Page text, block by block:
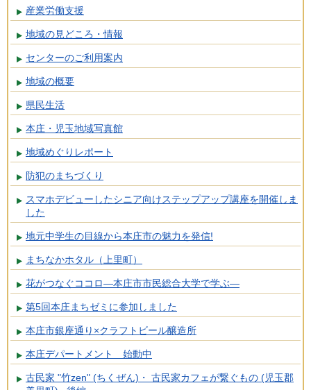
産業労働支援
地域の見どころ・情報
センターのご利用案内
地域の概要
県民生活
本庄・児玉地域写真館
地域めぐりレポート
防犯のまちづくり
スマホデビューしたシニア向けステップアップ講座を開催しま
した
地元中学生の目線から本庄市の魅力を発信!
まちなかホタル（上里町）
花がつなぐココロ―本庄市市民総合大学で学ぶ―
第5回本庄まちゼミに参加しました
本庄市銀座通り×クラフトビール醸造所
本庄デパートメント 始動中
古民家 "竹zen" (ちくぜん)・ 古民家カフェが繋ぐもの (児玉郡